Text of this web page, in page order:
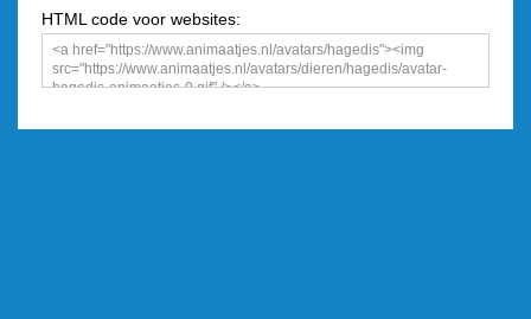
HTML code voor websites: